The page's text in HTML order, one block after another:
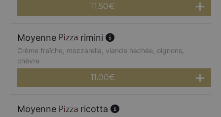
11.50€
Moyenne rimini
Crème fraîche, mozzarella, viande hachée, oignons,
chèvre
11.00€
Moyenne ricotta